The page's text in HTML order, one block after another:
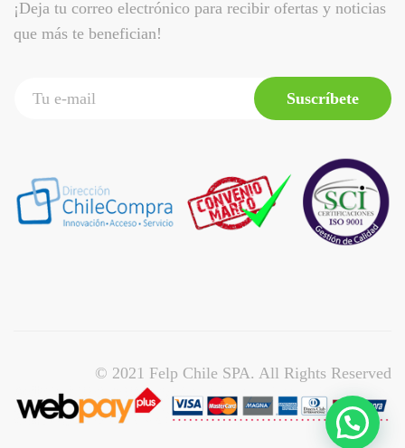
¡Deja tu correo electrónico para recibir ofertas y noticias
que más te benefician!
Suscríbete
© 2021 Felp Chile SPA. All Rights Reserved